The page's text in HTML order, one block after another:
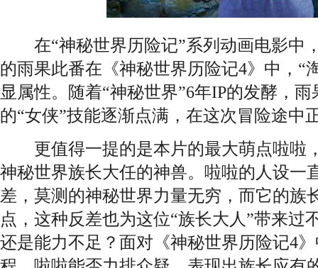
在“神秘世界历险记”系列动画电影中
的雨果此番在《神秘世界历险记4》中，“
显属性。随着“神秘世界”6年IP的发酵，
的“女侠”技能逐渐点满，在这次冒险途中
更值得一提的是本片的最大萌点啦啦
神秘世界族长大任的神兽。啦啦的人设一
差，莫测的神秘世界力量无穷，而它的族
点，这种反差也为这位“族长大人”带来过
还是能力不足？面对《神秘世界历险记4